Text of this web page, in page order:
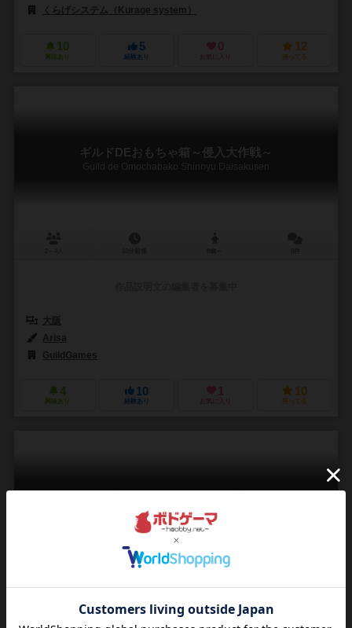
くらげシステム（Kurage system）
10
興味あり
5
経験あり
0
お気に入り
12
持ってる
ギルドDEおもちゃ箱～侵入大作戦～
Guild de Omochabako Shinnyu Daisakusen
大阪
Arisa
GuildGames
4
興味あり
10
経験あり
1
お気に入り
10
持ってる
Usakoma ha Zombee ni Naritakunakute Komatteimasu
ウサギとゾンビに分かれて鬼ごっこ（ゾンビ鬼）